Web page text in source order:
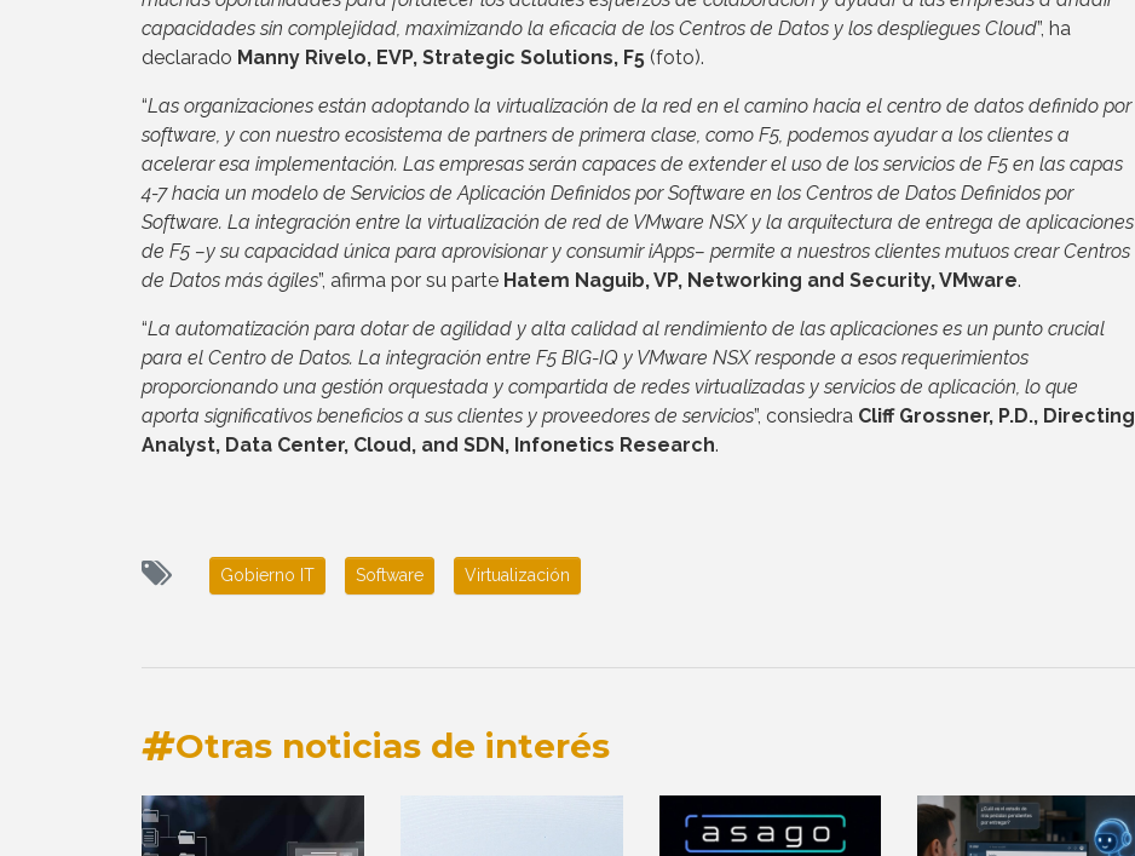
capacidades sin complejidad, maximizando la eficacia de los Centros de Datos y los despliegues Cloud”, ha
declarado Manny Rivelo, EVP, Strategic Solutions, F5 (foto).
“Las organizaciones están adoptando la virtualización de la red en el camino hacia el centro de datos definido por
software, y con nuestro ecosistema de partners de primera clase, como F5, podemos ayudar a los clientes a
acelerar esa implementación. Las empresas serán capaces de extender el uso de los servicios de F5 en las capas
4-7 hacia un modelo de Servicios de Aplicación Definidos por Software en los Centros de Datos Definidos por
Software. La integración entre la virtualización de red de VMware NSX y la arquitectura de entrega de aplicaciones
de F5 –y su capacidad única para aprovisionar y consumir iApps– permite a nuestros clientes mutuos crear Centros
de Datos más ágiles”, afirma por su parte Hatem Naguib, VP, Networking and Security, VMware.
“La automatización para dotar de agilidad y alta calidad al rendimiento de las aplicaciones es un punto crucial
para el Centro de Datos. La integración entre F5 BIG-IQ y VMware NSX responde a esos requerimientos
proporcionando una gestión orquestada y compartida de redes virtualizadas y servicios de aplicación, lo que
aporta significativos beneficios a sus clientes y proveedores de servicios”, consiedra Cliff Grossner, P.D., Directing
Analyst, Data Center, Cloud, and SDN, Infonetics Research.
Gobierno IT Software Virtualización
Otras noticias de interés